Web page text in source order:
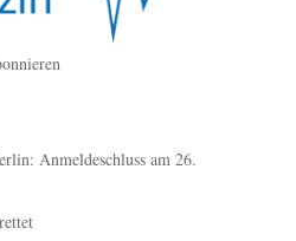
Anmeldeschluss am 26.